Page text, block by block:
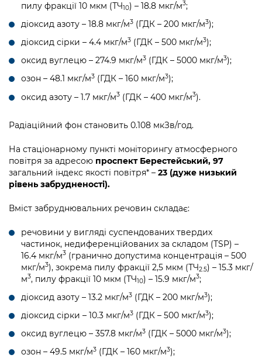
Підприємства, установи, організації
Kyiv International Relations
Гендерна політика
Безбар'єрність
Київська міська військова адміністрація
Портал Захисників та Захисниць
Безбар'єрність
Портал послуг
Міський застосунок Київ Цифровий
Уряд» – місцевий рівень»
Про відкриті дані
Портал даних Києва
Публічні дашборди
пилу фракції 10 мкм (ТЧ10) – 18.8 мкг/м3;
діоксид азоту – 18.8 мкг/м3 (ГДК – 200 мкг/м3);
діоксид сірки – 4.4 мкг/м3 (ГДК – 500 мкг/м3);
оксид вуглецю – 274.9 мкг/м3 (ГДК – 5000 мкг/м3);
озон – 48.1 мкг/м3 (ГДК – 160 мкг/м3);
оксид азоту – 1.7 мкг/м3 (ГДК – 400 мкг/м3).
Радіаційний фон становить 0.108 мкЗв/год.
На стаціонарному пункті моніторингу атмосферного
повітря за адресою проспект Берестейський, 97
загальний індекс якості повітря* – 23 (дуже низький
рівень забрудненості).
Вміст забруднювальних речовин складає:
речовини у вигляді суспендованих твердих
частинок, недиференційованих за складом (TSP) –
16.4 мкг/м3 (гранично допустима концентрація – 500
мкг/м3), зокрема пилу фракції 2,5 мкм (ТЧ2.5) – 15.3 мкг/
м3, пилу фракції 10 мкм (ТЧ10) – 15.9 мкг/м3;
діоксид азоту – 13.2 мкг/м3 (ГДК – 200 мкг/м3);
діоксид сірки – 10.3 мкг/м3 (ГДК – 500 мкг/м3);
оксид вуглецю – 357.8 мкг/м3 (ГДК – 5000 мкг/м3);
озон – 49.5 мкг/м3 (ГДК – 160 мкг/м3);